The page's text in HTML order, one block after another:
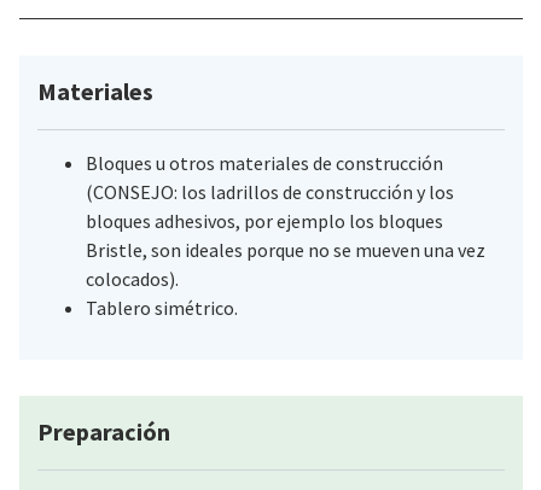
Materiales
Bloques u otros materiales de construcción
(CONSEJO: los ladrillos de construcción y los
bloques adhesivos, por ejemplo los bloques
Bristle, son ideales porque no se mueven una vez
colocados).
Tablero simétrico.
Preparación